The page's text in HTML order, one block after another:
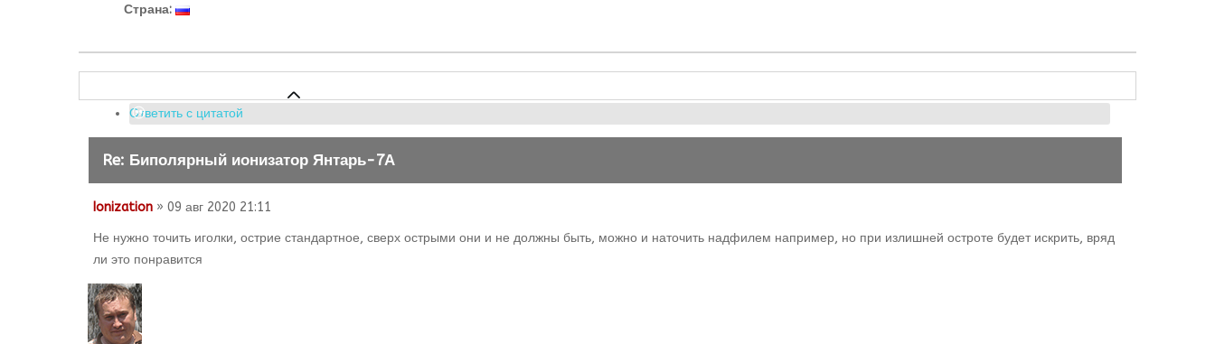
Страна:
Ответить с цитатой
Re: Биполярный ионизатор Янтарь-7А
Ionization » 09 авг 2020 21:11
Не нужно точить иголки, острие стандартное, сверх острыми они и не должны быть, можно и наточить надфилем например, но при излишней остроте будет искрить, вряд
ли это понравится